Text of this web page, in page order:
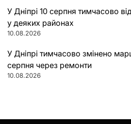
У Дніпрі 10 серпня тимчасово
у деяких районах
10.08.2026
У Дніпрі тимчасово змінено
серпня через ремонти
10.08.2026